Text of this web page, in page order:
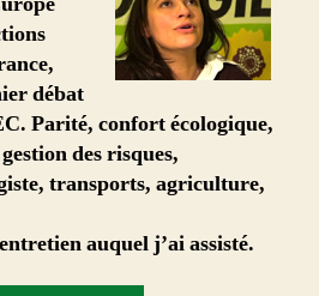
d’une
écologiste
en
débat
Parité, confort écologique,
des risques,
transports, agriculture,
auquel j’ai assisté.